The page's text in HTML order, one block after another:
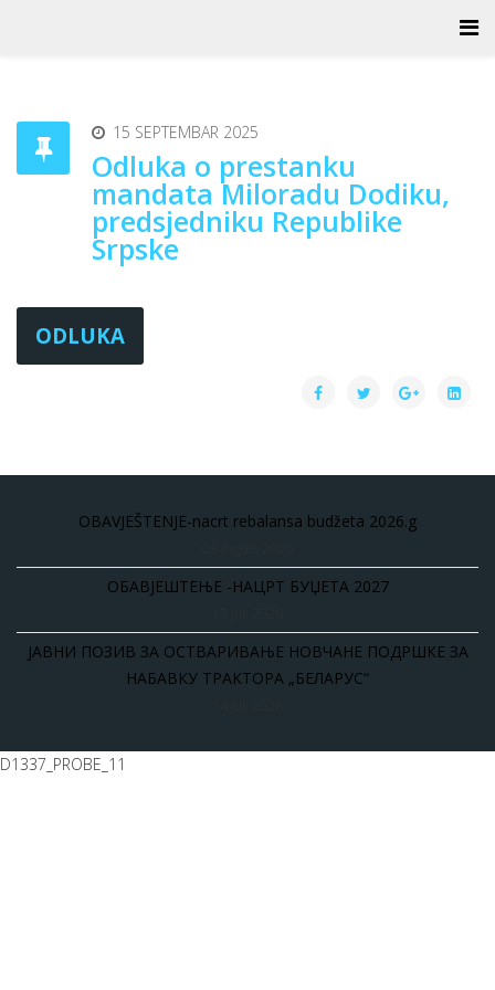
15 SEPTEMBAR 2025
Odluka o prestanku
mandata Miloradu Dodiku,
predsjedniku Republike
Srpske
ODLUKA
OBAVJEŠTENJE-nacrt rebalansa budžeta 2026.g
ОБАВЈЕШТЕЊЕ -НАЦРТ БУЏЕТА 2027
ЈАВНИ ПОЗИВ ЗА ОСТВАРИВАЊЕ НОВЧАНЕ ПОДРШКЕ ЗА
НАБАВКУ ТРАКТОРА „БЕЛАРУС“